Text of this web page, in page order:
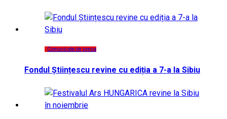
Comunicate de presa
Fondul Științescu revine cu ediția a 7-a la Sibiu